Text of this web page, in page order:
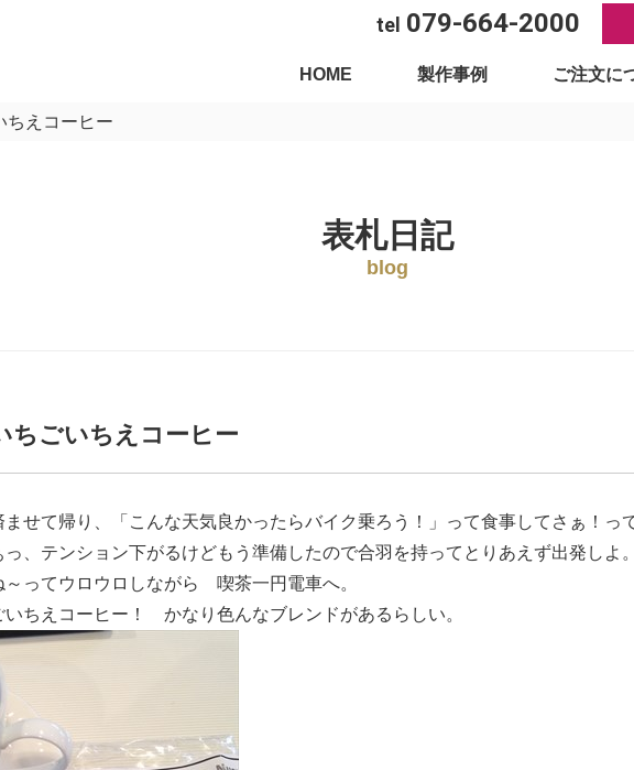
tel 079-664-2000
HOME 製作事例 ご注文に
ちえコーヒー
表札日記
blog
ちごいちえコーヒー
せて帰り、「こんな天気良かったらバイク乗ろう！」って食事してさぁ！っ
、テンション下がるけどもう準備したので合羽を持ってとりあえず出発しよ。
ってウロウロしながら 喫茶一円電車へ。
ちえコーヒー！ かなり色んなブレンドがあるらしい。